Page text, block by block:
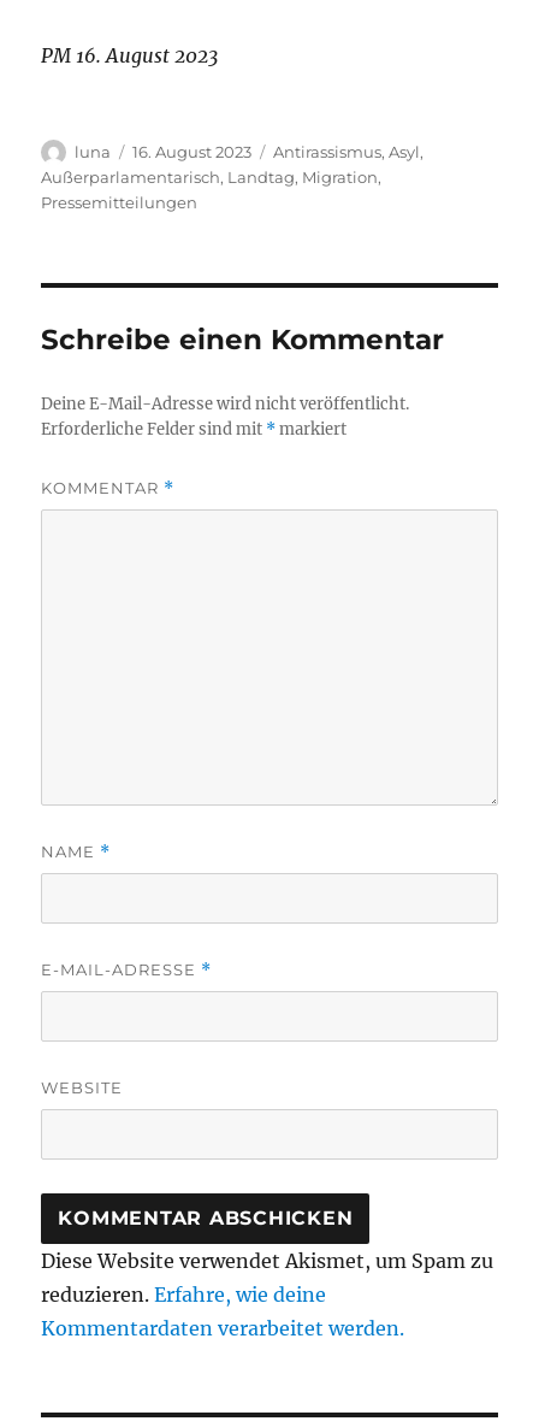
PM 16. August 2023
Autor
luna
Veröffentlicht
am
16. August 2023 Kategorien
Antirassismus,Asyl,
Außerparlamentarisch, Landtag, Migration,
Pressemitteilungen
Schreibe einen Kommentar
Deine E-Mail-Adresse wird nicht veröffentlicht.
Erforderliche Felder sind mit *markiert
KOMMENTAR *
NAME *
E-MAIL-ADRESSE *
WEBSITE
Diese Website verwendet Akismet, um Spam zu
reduzieren.Erfahre, wie deine
Kommentardaten verarbeitet werden.